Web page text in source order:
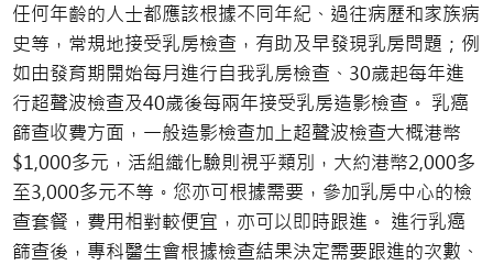
任何年齡的人士都應該根據不同年紀、過往病歷和家族病
史等，常規地接受乳房檢查，有助及早發現乳房問題；例
如由發育期開始每月進行自我乳房檢查、30歲起每年進
行超聲波檢查及40歲後每兩年接受乳房造影檢查。 乳癌
篩查收費方面，一般造影檢查加上超聲波檢查大概港幣
$1,000多元，活組織化驗則視乎類別，大約港幣2,000多
至3,000多元不等。您亦可根據需要，參加乳房中心的檢
查套餐，費用相對較便宜，亦可以即時跟進。 進行乳癌
篩查後，專科醫生會根據檢查結果決定需要跟進的次數、